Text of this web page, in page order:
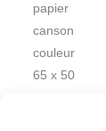
papier
canson
couleur
65 x 50